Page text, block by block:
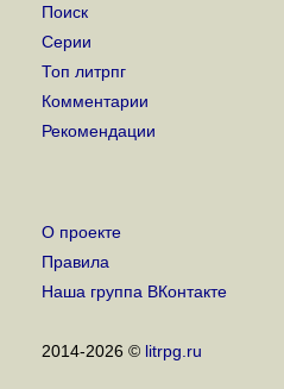
Поиск
Серии
Топ литрпг
Комментарии
Рекомендации
О проекте
Правила
Наша группа ВКонтакте
2014-2026 © litrpg.ru